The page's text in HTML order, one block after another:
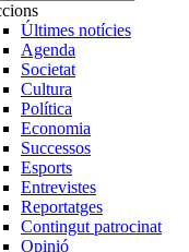
Últimes notícies
Agenda
Societat
Cultura
Política
Economia
Successos
Esports
Entrevistes
Reportatges
Contingut patrocinat
Opinió